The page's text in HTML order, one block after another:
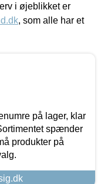
i øjeblikket er
, som alle har et
på lager, klar
spænder
produkter på